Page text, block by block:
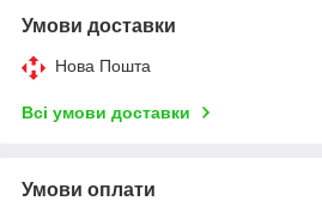
Умови доставки
Нова Пошта
Всі умови доставки
Умови оплати